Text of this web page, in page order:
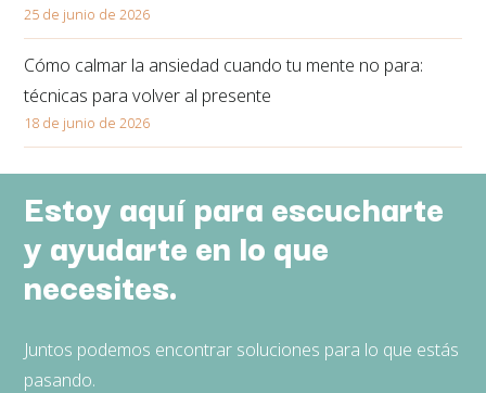
25 de junio de 2026
Cómo calmar la ansiedad cuando tu mente no para:
técnicas para volver al presente
18 de junio de 2026
Estoy aquí para escucharte
y ayudarte en lo que
necesites.
Juntos podemos encontrar soluciones para lo que estás
pasando.